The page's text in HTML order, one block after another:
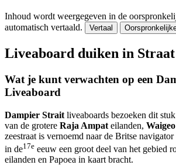
Inhoud wordt weergegeven in de
automatisch vertaald.
Vertaal
Liveaboard duiken in
Wat je kunt verwachten op een
Liveaboard
Dampier Strait liveaboards bezoeken dit
van de grotere Raja Ampat eilanden, Waigeo
zeestraat is vernoemd naar de Britse
in de17e eeuw een groot deel van het gebied
eilanden en Papoea in kaart bracht.